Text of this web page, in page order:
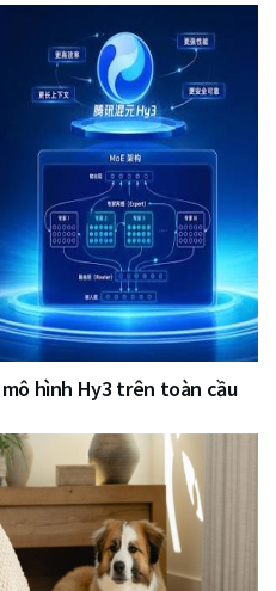
hình Hy3 trên toàn cầu